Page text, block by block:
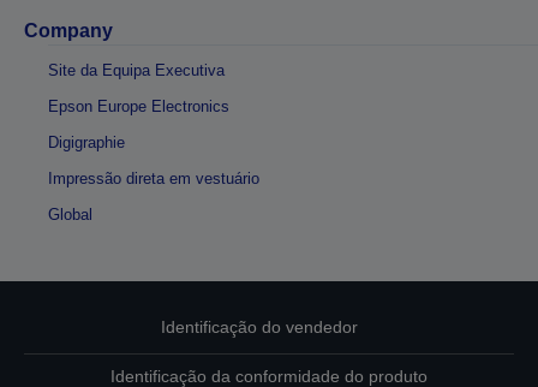
Company
Site da Equipa Executiva
Epson Europe Electronics
Digigraphie
Impressão direta em vestuário
Global
Identificação do vendedor
Identificação da conformidade do produto